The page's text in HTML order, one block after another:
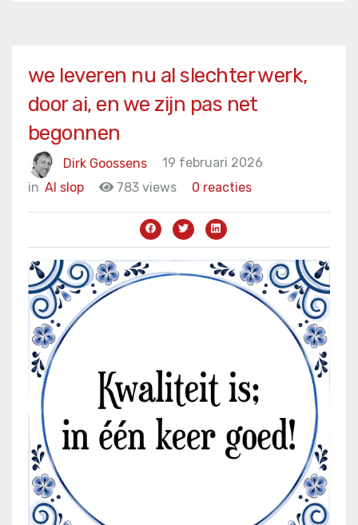
we leveren nu al slechter werk,
door ai, en we zijn pas net
begonnen
Dirk Goossens
19 februari 2026
in AI slop 783 views 0 reacties